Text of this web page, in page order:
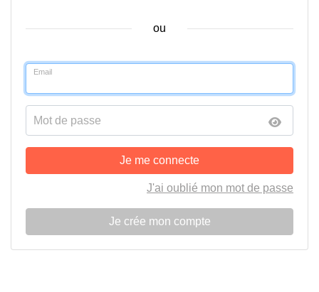
ou
Email
Mot de passe
Je me connecte
J'ai oublié mon mot de passe
Je crée mon compte